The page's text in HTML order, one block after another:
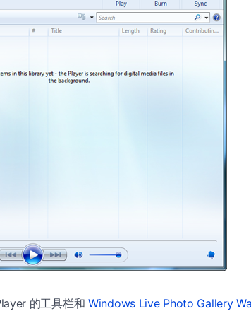
的工具栏和 Windows Live Photo Gallery